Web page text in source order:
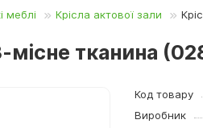
меблі Крісла актової зали
місне тканина
Код товару
Виробник